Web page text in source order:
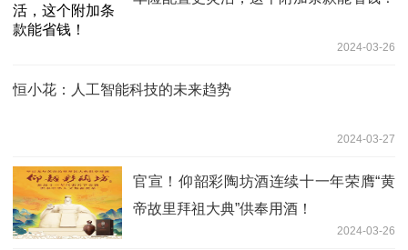
2024-03-26
恒小花：人工智能科技的未来趋势
2024-03-27
官宣！仰韶彩陶坊酒连续十一年荣膺“黄
帝故里拜祖大典”供奉用酒！
2024-03-26